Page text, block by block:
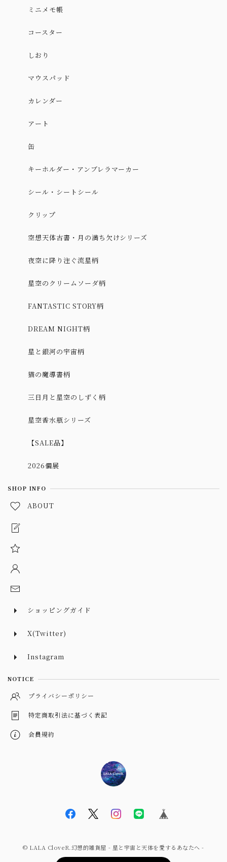
ミニメモ帳
コースター
しおり
マウスパッド
カレンダー
アート
缶
キーホルダー・アンブレラマーカー
シール・シートシール
クリップ
空想天体古書・月の満ち欠けシリーズ
夜空に降り注ぐ流星柄
星空のクリームソーダ柄
FANTASTIC STORY柄
DREAM NIGHT柄
星と銀河の宇宙柄
猫の魔導書柄
三日月と星空のしずく柄
星空香水瓶シリーズ
【SALE品】
2026個展
SHOP INFO
ABOUT
ショッピングガイド
X(Twitter)
Instagram
NOTICE
プライバシーポリシー
特定商取引法に基づく表記
会員規約
© LALA CloveR.幻想的雑貨屋 - 星と宇宙と天体を愛するあなたへ -